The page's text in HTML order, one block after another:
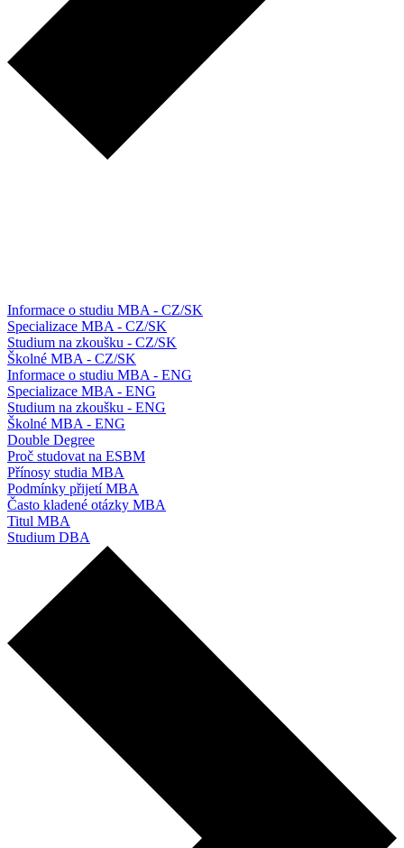
Informace o studiu MBA - CZ/SK
Specializace MBA - CZ/SK
Studium na zkoušku - CZ/SK
Školné MBA - CZ/SK
Informace o studiu MBA - ENG
Specializace MBA - ENG
Studium na zkoušku - ENG
Školné MBA - ENG
Double Degree
Proč studovat na ESBM
Přínosy studia MBA
Podmínky přijetí MBA
Často kladené otázky MBA
Titul MBA
Studium DBA